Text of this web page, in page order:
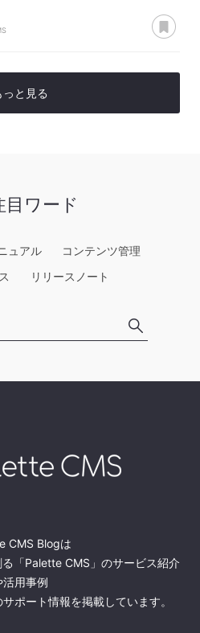
っと見る
目ワード
ュアル
コンテンツ管理
リリースノート
CMS Blogは
「Palette CMS」のサービス紹介
活用事例
ポート情報を掲載しています。